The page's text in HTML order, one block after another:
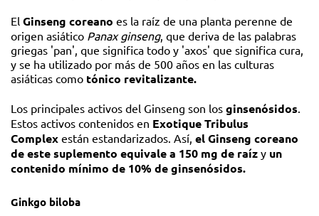
El Ginseng coreano es la raíz de una planta perenne de
origen asiático Panax ginseng, que deriva de las palabras
griegas 'pan', que significa todo y 'axos' que significa cura,
y se ha utilizado por más de 500 años en las culturas
asiáticas como tónico revitalizante.
Los principales activos del Ginseng son los ginsenósidos
Estos activos contenidos en Exotique Tribulus
Complex están estandarizados. Así, el Ginseng coreano
de este suplemento equivale a 150 mg de raíz y un
contenido mínimo de 10% de ginsenósidos.
Ginkgo biloba